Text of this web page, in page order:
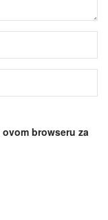
browseru za